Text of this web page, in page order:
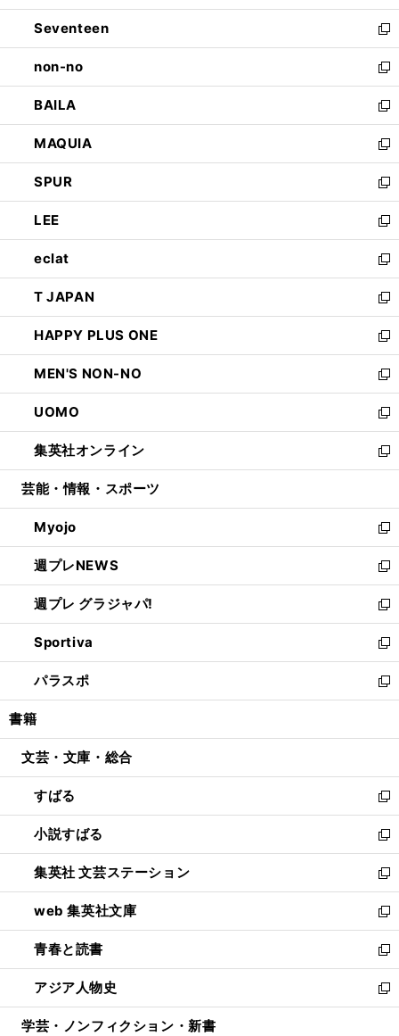
開
く
ウ
で
開
く
ン
ド
ウ
で
開
く
Seventeen
新
し
い
ウ
ィ
ン
ド
ウ
で
開
く
non-no
新
し
い
ウ
ィ
ン
ド
ウ
で
開
く
BAILA
新
し
い
ウ
ィ
ン
ド
ウ
で
開
く
MAQUIA
新
し
い
ウ
ィ
ン
ド
ウ
で
開
く
SPUR
新
し
い
ウ
ィ
ン
ド
ウ
で
開
く
LEE
新
し
い
ウ
ィ
ン
ド
ウ
で
開
く
eclat
新
し
い
ウ
ィ
ン
ド
ウ
で
開
く
T JAPAN
新
し
い
ウ
ィ
ン
ド
ウ
で
開
HAPPY PLUS ONE
新
し
い
ウ
ィ
ン
ド
ウ
開
く
MEN'S NON-NO
新
し
い
ウ
ィ
ン
ウ
で
開
く
UOMO
新
し
い
ウ
ン
ド
ウ
で
開
く
集英社オンライン
新
し
ウ
ィ
ン
ド
ウ
で
開
く
芸能・情報・スポーツ
Myojo
新
し
い
ウ
ィ
ン
ド
ウ
で
開
週プレNEWS
新
し
い
ウ
ィ
ン
ド
ウ
開
週プレ グラジャパ!
新
し
い
ウ
ィ
ン
ウ
開
く
Sportiva
新
し
い
ウ
ン
ウ
で
開
く
パラスポ
新
し
ウ
ン
ド
ウ
で
開
く
書籍
文芸・文庫・総合
すばる
新
し
い
ウ
ィ
ン
ド
ウ
で
開
く
小説すばる
新
し
い
ウ
ィ
ン
ド
ウ
で
開
集英社 文芸ステーション
新
し
い
ウ
ィ
ン
ド
ウ
web 集英社文庫
新
し
い
ウ
ィ
ン
青春と読書
新
し
い
ウ
アジア人物史
新
し
学芸・ノンフィクション・新書